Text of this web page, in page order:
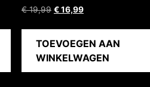
€19,99 €16,99
TOEVOEGEN AAN
WINKELWAGEN